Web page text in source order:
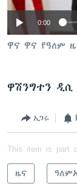
ቋንቋዎች
0:00
ዋና ዋና የዓለም
ዋሽንግተን
አጋሩ
This item is part
ዜና